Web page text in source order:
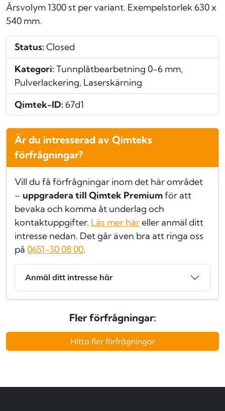
Årsvolym 1300 st per variant. Exempelstorlek 630 x
540 mm.
Status:Closed
Kategori:Tunnplåtbearbetning 0-6 mm,
Pulverlackering, Laserskärning
Qimtek-ID:67d1
Är du intresserad av Qimteks
förfrågningar?
Vill du få förfrågningar inom det här området
– uppgradera till Qimtek Premiumför att
bevaka och komma åt underlag och
kontaktuppgifter. Läs mer häreller anmäl ditt
intresse nedan. Det går även bra att ringa oss
på 0651-30 08 00.
Anmäl ditt intresse här
Fler förfrågningar:
Hitta fler förfrågningar